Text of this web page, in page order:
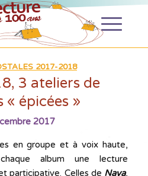
2017-2018
3 ateliers de
« épicées »
2017
en groupe et à voix haute,
album une lecture
participative. Celles de Naya,